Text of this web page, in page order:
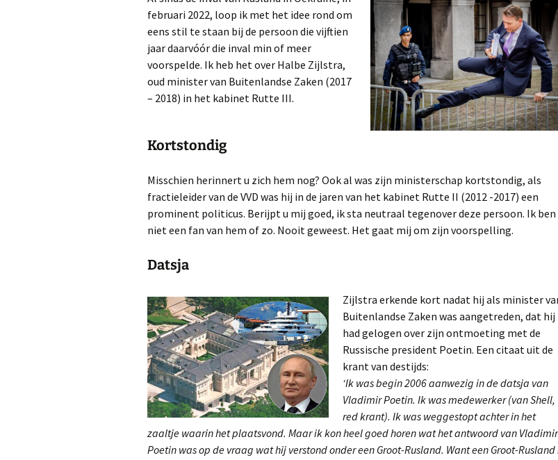
13,
A
10
A
7
A
2, 3
februari 2022, loop ik met het idee rond om
eens stil te staan bij de persoon die vijftien
jaar daarvóór die inval min of meer
voorspelde. Ik heb het over Halbe Zijlstra,
oud minister van Buitenlandse Zaken (2017
– 2018) in het kabinet Rutte III.
Kortstondig
Misschien herinnert u zich hem nog? Ook al was zijn ministerschap kortstondig, als
fractieleider van de VVD was hij in de jaren van het kabinet Rutte II (2012 -2017) een
prominent politicus. Berijpt u mij goed, ik sta neutraal tegenover deze persoon. Ik ben
niet een fan van hem of zo. Nooit geweest. Het gaat mij om zijn voorspelling.
Datsja
Zijlstra erkende kort nadat hij als minister
Buitenlandse Zaken was aangetreden, dat hij
had gelogen over zijn ontmoeting met de
Russische president Poetin. Een citaat uit de
krant van destijds:
‘Ik was begin 2006 aanwezig in de datsja van
Vladimir Poetin. Ik was medewerker (van Shell,
red krant). Ik was weggestopt achter in het
zaaltje waarin het plaatsvond. Maar ik kon heel goed horen wat het antwoord van Vladimir
Poetin was op de vraag wat hij verstond onder een Groot-Rusland. Want een Groot-Rusland